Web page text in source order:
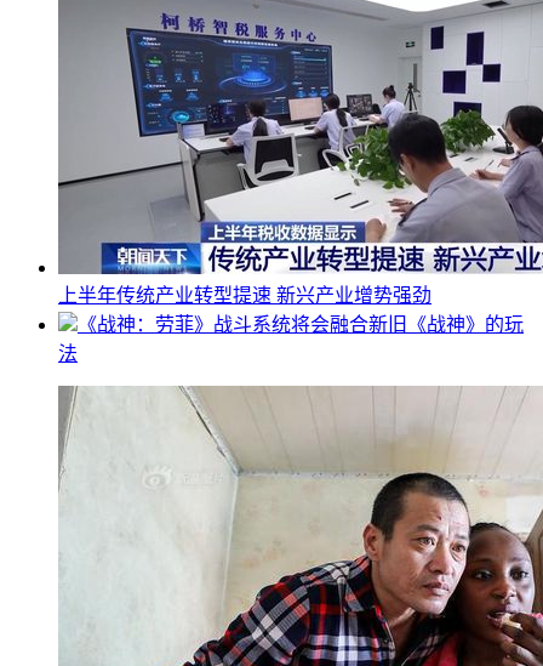
上半年传统产业转型提速 新兴产业增势强劲
《战神：劳菲》战斗系统将会融合新旧《战神》的玩
法